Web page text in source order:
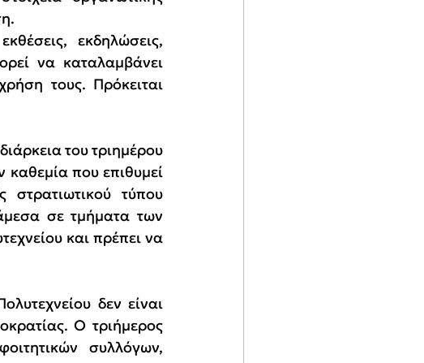
εκδηλώσεις,
να καταλαμβάνει
τους. Πρόκειται
του τριημέρου
καθεμία που επιθυμεί
τύπου
σε τμήματα των
και πρέπει να
δεν είναι
Ο τριήμερος
συλλόγων,